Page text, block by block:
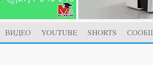
ВИДЕО YOUTUBE SHORTS